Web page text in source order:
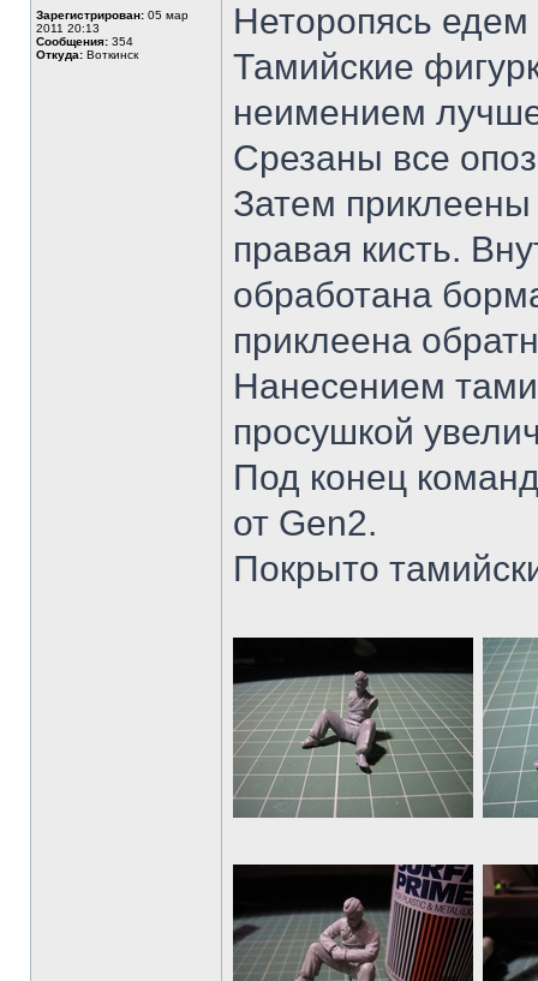
Зарегистрирован: 05 мар
2011 20:13
Сообщения: 354
Откуда: Воткинск
Неторопясь
Тамийские
неимением
Срезаны все
Затем приклеены
правая кисть.
обработана
приклеена
Нанесением
просушкой
Под конец
от Gen2.
Покрыто